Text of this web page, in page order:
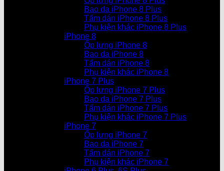
Bao da iPhone 8 Plus
Tấm dán iPhone 8 Plus
Phụ kiện khác iPhone 8 Plus
iPhone 8
Ốp lưng iPhone 8
Bao da iPhone 8
Tấm dán iPhone 8
Phụ kiện khác iPhone 8
iPhone 7 Plus
Ốp lưng iPhone 7 Plus
Bao da iPhone 7 Plus
Tấm dán iPhone 7 Plus
Phụ kiện khác iPhone 7 Plus
iPhone 7
Ốp lưng iPhone 7
Bao da iPhone 7
Tấm dán iPhone 7
Phụ kiện khác iPhone 7